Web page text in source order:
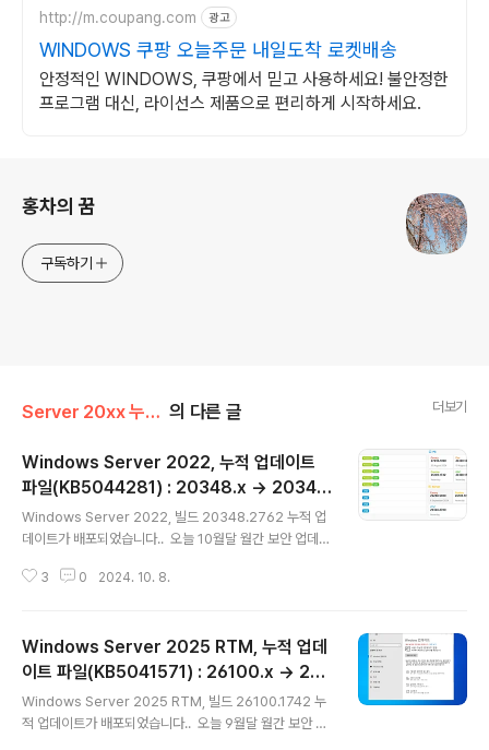
http://m.coupang.com 광고
WINDOWS 쿠팡 오늘주문 내일도착 로켓배송
안정적인 WINDOWS, 쿠팡에서 믿고 사용하세요! 불안정한
프로그램 대신, 라이선스 제품으로 편리하게 시작하세요.
홍차의 꿈
구독하기
Server 20xx 누적 업데이트 의 다른 글 더보기
Windows Server 2022, 누적 업데이트
파일(KB5044281) : 20348.x → 2034
8.2762 [2019, 2016 버전 포함] (= 일반
사용자용 월간 보안 업데이트)
Windows Server 2022, 빌드 20348.2762 누적 업
데이트가 배포되었습니다.. 오늘 10월달 월간 보안 업데이
-----------------------------------------------
째 수요일 (보안 / 비보안 업데이트) --- 자동 업데이트 (이
전 업데이트 모두 포함)선택적 비보안 업데이트 : 매월 네번
째 수요일 (비보안 버그 수정 업데이트) --- 자동 업데이
트 [선택적 업데이트] 항목에 나타남 (Windows 10 20H
3 0 2024. 10. 8.
Windows Server 2025 RTM, 누적 업데
이트 파일(KB5041571) : 26100.x → 261
00.1742 (= 일반 사용자용 월간 보안 업데이
트)
Windows Server 2025 RTM, 빌드 26100.1742 누
적 업데이트가 배포되었습니다.. 오늘 9월달 월간 보안 업